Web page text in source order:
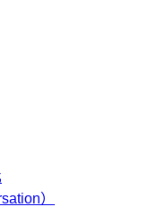
）